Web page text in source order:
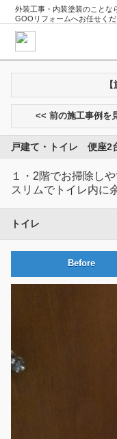
外装工事・内装塗装のことな
GOOリフォームへお任せくだ
<< 前の施工事例を
戸建て・トイレ 便座2
１・2階でお掃除し
スリムでトイレ内に
トイレ
Before